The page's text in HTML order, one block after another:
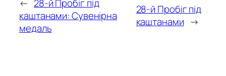
← 28-й Пробіг під
каштанами: Сувенірна
медаль
28-й Пробіг під
каштанами →